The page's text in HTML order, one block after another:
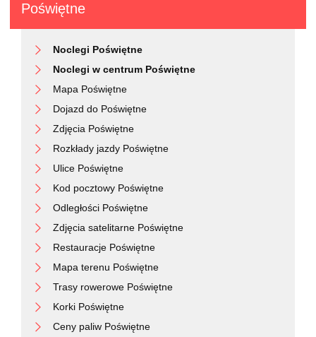
Poświętne
Noclegi Poświętne
Noclegi w centrum Poświętne
Mapa Poświętne
Dojazd do Poświętne
Zdjęcia Poświętne
Rozkłady jazdy Poświętne
Ulice Poświętne
Kod pocztowy Poświętne
Odległości Poświętne
Zdjęcia satelitarne Poświętne
Restauracje Poświętne
Mapa terenu Poświętne
Trasy rowerowe Poświętne
Korki Poświętne
Ceny paliw Poświętne